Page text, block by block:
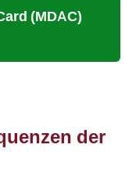
(MDAC)
der